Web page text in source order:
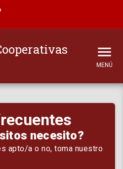
MENÚ
necesito?
apto/a o no, toma nuestro